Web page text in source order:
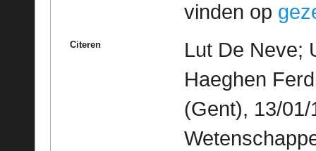
vinden op
Citeren
Lut De Neve;
Haeghen
(Gent), 13/